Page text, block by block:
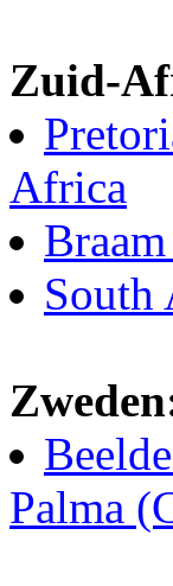
Zuid-
Africa
South
Palma